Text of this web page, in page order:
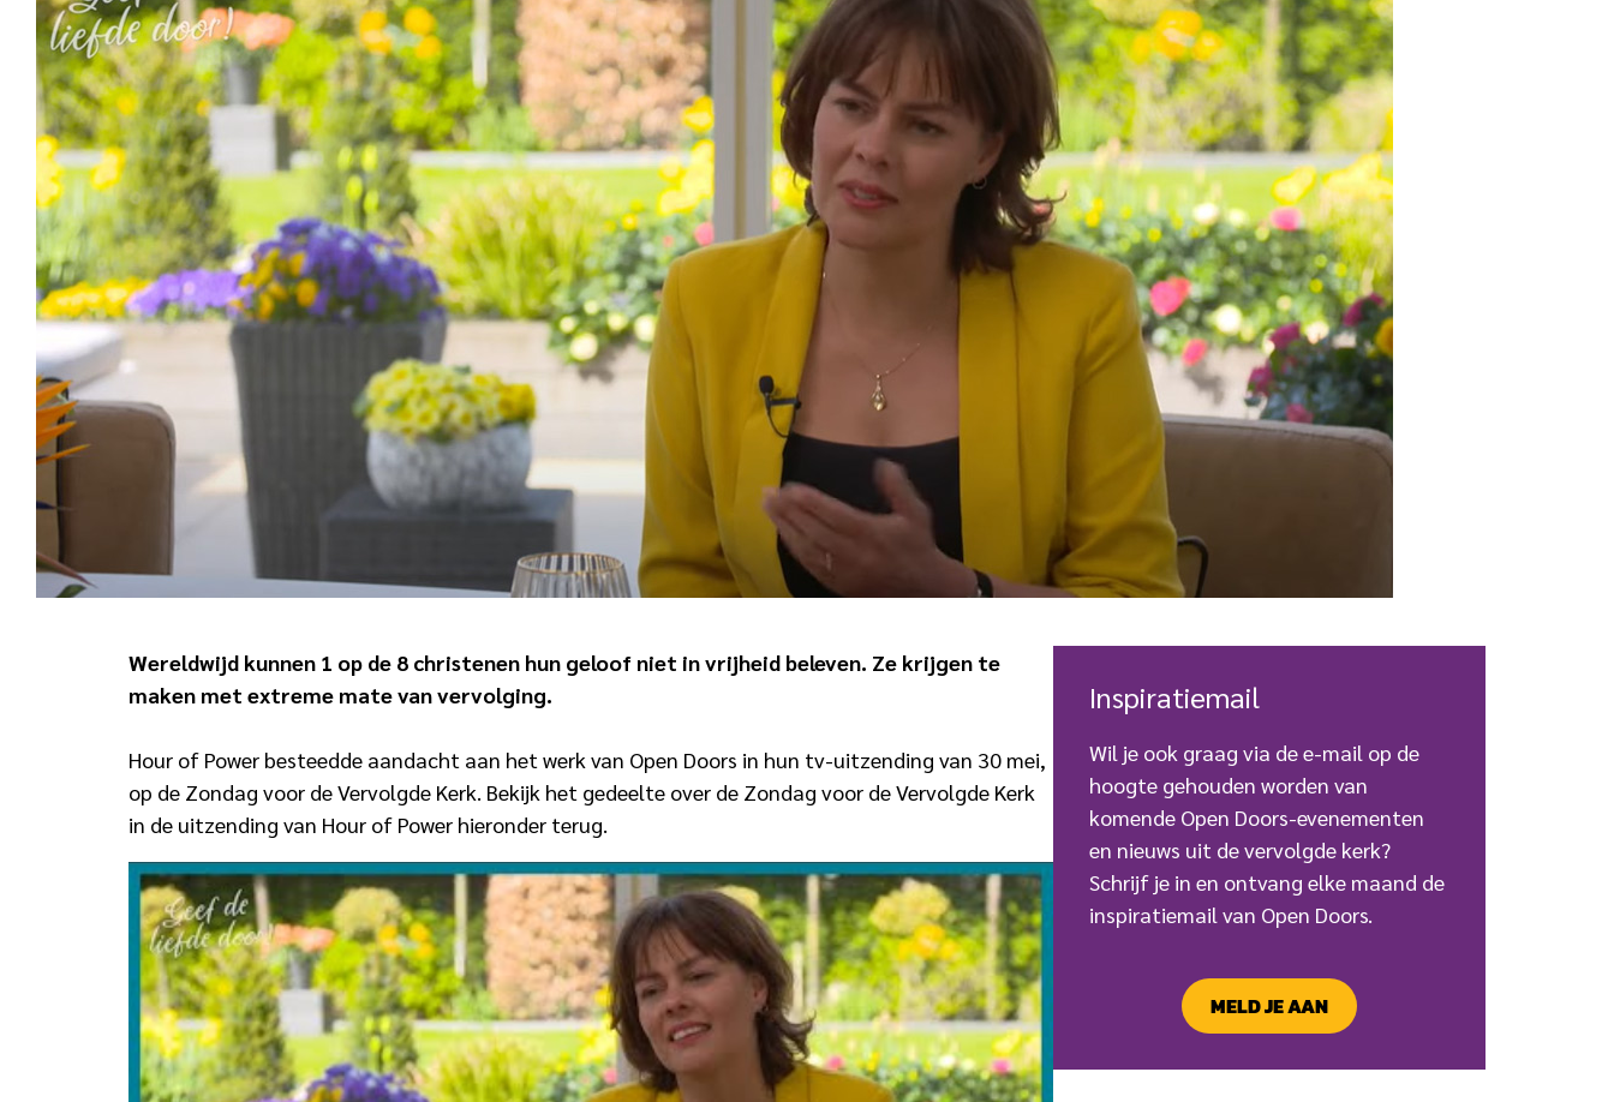
Wereldwijd kunnen 1 op de 8 christenen hun geloof niet in vrijheid beleven. Ze krijgen te
maken met extreme mate van vervolging.
Hour of Power besteedde aandacht aan het werk van Open Doors in hun tv-uitzending van 30 mei,
op de Zondag voor de Vervolgde Kerk. Bekijk het gedeelte over de Zondag voor de Vervolgde Kerk
in de uitzending van Hour of Power hieronder terug.
Inspiratiemail
Wil je ook graag via de e-mail op de
hoogte gehouden worden van
komende Open Doors-evenementen
en nieuws uit de vervolgde kerk?
Schrijf je in en ontvang elke maand de
inspiratiemail van Open Doors.
MELD JE AAN